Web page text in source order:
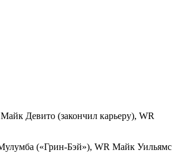
Девито (закончил карьеру), WR
(«Грин-Бэй»), WR Майк Уильямс